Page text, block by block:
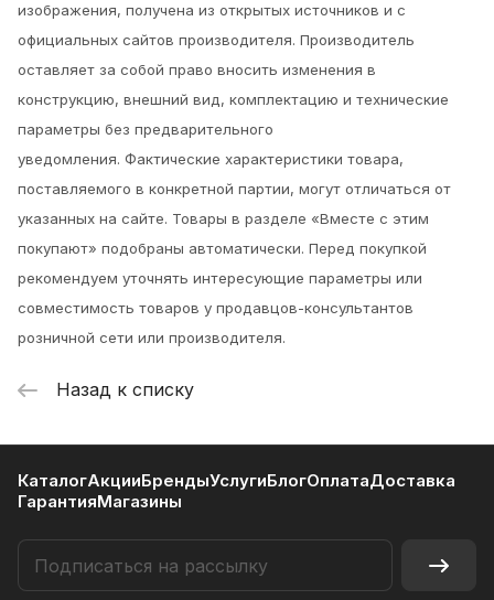
изображения, получена из открытых источников и с
официальных сайтов производителя. Производитель
оставляет за собой право вносить изменения в
конструкцию, внешний вид, комплектацию и технические
параметры без предварительного
уведомления. Фактические характеристики товара,
поставляемого в конкретной партии, могут отличаться от
указанных на сайте. Товары в разделе «Вместе с этим
покупают» подобраны автоматически. Перед покупкой
рекомендуем уточнять интересующие параметры или
совместимость товаров у продавцов-консультантов
розничной сети или производителя.
Назад к списку
КаталогАкцииБрендыУслугиБлогОплатаДоставка
ГарантияМагазины